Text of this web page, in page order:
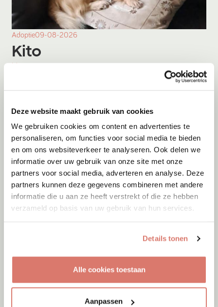
Deze website maakt gebruik van cookies
We gebruiken cookies om content en advertenties te
personaliseren, om functies voor social media te bieden
en om ons websiteverkeer te analyseren. Ook delen we
informatie over uw gebruik van onze site met onze
partners voor social media, adverteren en analyse. Deze
partners kunnen deze gegevens combineren met andere
informatie die u aan ze heeft verstrekt of die ze hebben
verzameld op basis van uw gebruik van hun services.
Details tonen
Alle cookies toestaan
Aanpassen
Adoptie09-08-2026
Kito
Menen